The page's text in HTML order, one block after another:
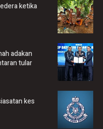
ketika
adakan
tular
kes